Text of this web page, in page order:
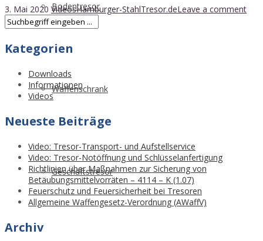
Bodentresor
Waffenschrank
Geschäftstresor
3. Mai 2020 VideosHamburger-StahlTresor.deLeave a comment
Kategorien
Downloads
Informationen
Videos
Neueste Beiträge
Video: Tresor-Transport- und Aufstellservice
Video: Tresor-Notöffnung und Schlüsselanfertigung
Richtlinien über Maßnahmen zur Sicherung von
Betäubungsmittelvorräten – 4114 – K (1.07)
Feuerschutz und Feuersicherheit bei Tresoren
Allgemeine Waffengesetz-Verordnung (AWaffV)
Archiv